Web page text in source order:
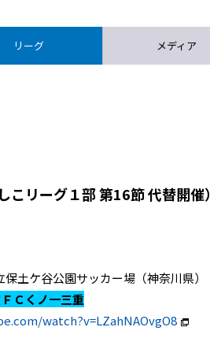
リーグ メディア
リーグ１部 第16節 代替開催）
土ケ谷公園サッカー場（神奈川県）
Ｃくノ一三重
watch?v=LZahNAOvgO8